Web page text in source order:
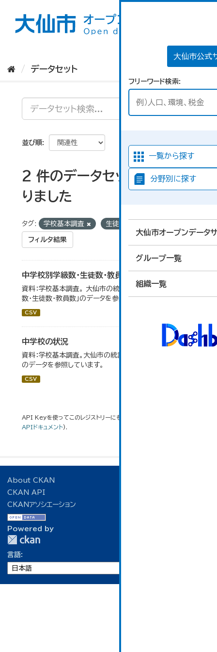
大仙市公式
フリーワード検索
一覧から探す
分野別に探す
大仙市オープンデータ
グループ一覧
組織一覧
データセット
並び順
2 件のデータセットが見つか
りました
タグ: 学校基本調査 生徒数
フィルタ結果
中学校別学級数・生徒数・教員数
資料：学校基本調査。 大仙市の統計「14-6 中学校別学級
数・生徒数・教員数」のデータを参照しています。
CSV
中学校の状況
資料：学校基本調査。大仙市の統計「14-5 中学校の状況」
のデータを参照しています。
CSV
API Keyを使ってこのレジストリーにもアクセス可能です
APIドキュメント).
About CKAN
CKAN API
CKANアソシエーション
Powered by
言語